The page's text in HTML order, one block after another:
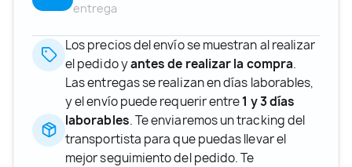
entrega
Los precios del envío se muestran al realizar
el pedido yantes de realizar la compra.
Las entregas se realizan en días laborables,
y el envío puede requerir entre1 y 3 días
laborables. Te enviaremos un tracking del
transportista para que puedas llevar el
mejor seguimiento del pedido. Te